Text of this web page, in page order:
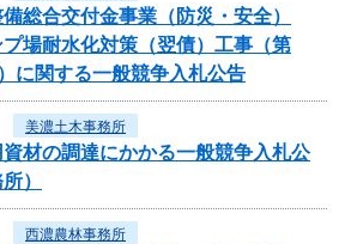
総合交付金事業（防災・安全）
プ場耐水化対策（翌債）工事（第
に関する一般競争入札公告
美濃土木事務所
材の調達にかかる一般競争入札公
）
西濃農林事務所